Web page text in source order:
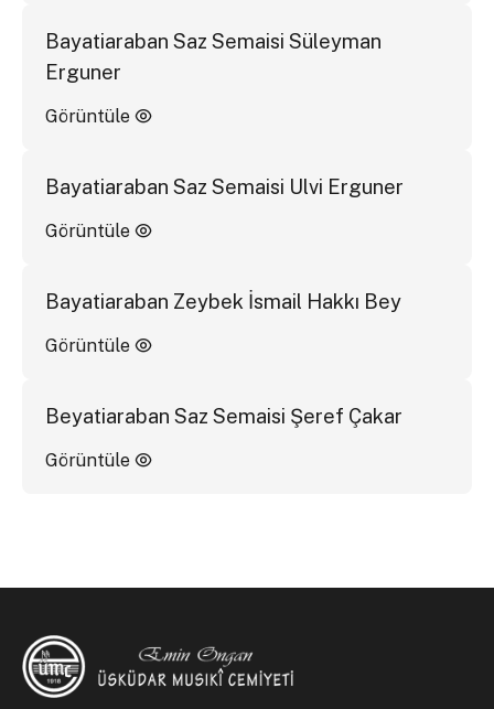
Bayatiaraban Saz Semaisi Süleyman
Erguner
Görüntüle
Bayatiaraban Saz Semaisi Ulvi Erguner
Görüntüle
Bayatiaraban Zeybek İsmail Hakkı Bey
Görüntüle
Beyatiaraban Saz Semaisi Şeref Çakar
Görüntüle